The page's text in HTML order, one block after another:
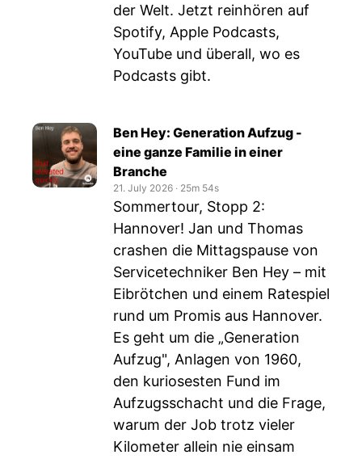
der Welt. Jetzt reinhören auf
Spotify, Apple Podcasts,
YouTube und überall, wo es
Podcasts gibt.
Ben Hey: Generation Aufzug -
eine ganze Familie in einer
Branche
21. July 2026 ‧ 25m 54s
Sommertour, Stopp 2:
Hannover! Jan und Thomas
crashen die Mittagspause von
Servicetechniker Ben Hey – mit
Eibrötchen und einem Ratespiel
rund um Promis aus Hannover.
Es geht um die „Generation
Aufzug", Anlagen von 1960,
den kuriosesten Fund im
Aufzugsschacht und die Frage,
warum der Job trotz vieler
Kilometer allein nie einsam